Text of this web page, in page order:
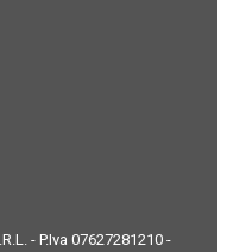
- P.Iva 07627281210 -